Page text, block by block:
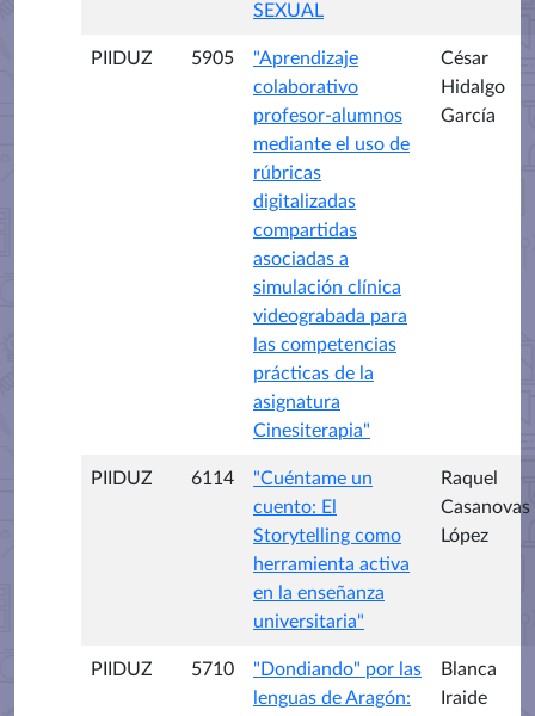
SEXUAL
PIIDUZ 5905
"Aprendizaje
colaborativo
profesor-alumnos
mediante el uso de
rúbricas
digitalizadas
compartidas
asociadas a
simulación clínica
videograbada para
las competencias
prácticas de la
asignatura
Cinesiterapia"
César
Hidalgo
García
PIIDUZ 6114
"Cuéntame un
cuento: El
Storytelling como
herramienta activa
en la enseñanza
universitaria"
Raquel
Casanovas
López
PIIDUZ 5710
"Dondiando" por las
lenguas de Aragón:
Blanca
Iraide